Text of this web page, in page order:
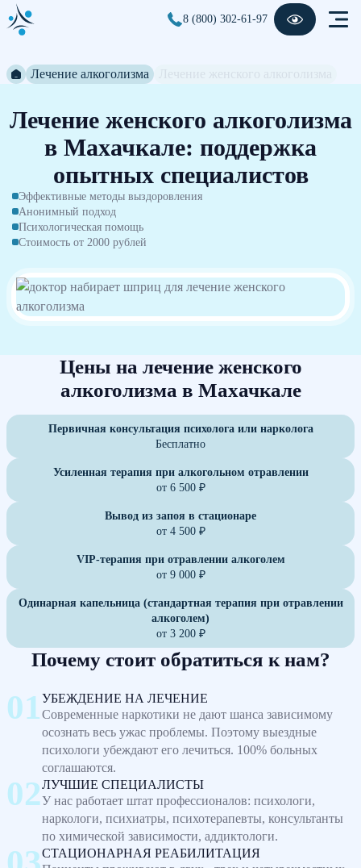
8 (800) 302-61-97
Лечение алкоголизма
Лечение женского алкоголизма
в Махачкале: поддержка
опытных специалистов
Эффективные методы выздоровления
Анонимный подход
Психологическая помощь
Стоимость от 2000 рублей
Цены на лечение женского
алкоголизма в Махачкале
Первичная консультация психолога или нарколога
Бесплатно
Усиленная терапия при алкогольном отравлении
от 6 500 ₽
Вывод из запоя в стационаре
от 4 500 ₽
VIP-терапия при отравлении алкоголем
от 9 000 ₽
Одинарная капельница (стандартная терапия при отравлении
алкоголем)
от 3 200 ₽
Почему стоит обратиться к нам?
УБЕЖДЕНИЕ НА ЛЕЧЕНИЕ
Современные наркотики не дают шанса зависимому
осознать весь ужас проблемы. Поэтому выездные
психологи убеждают его лечиться. 100% больных
соглашаются.
ЛУЧШИЕ СПЕЦИАЛИСТЫ
У нас работает штат профессионалов: психологи,
наркологи, психиатры, психотерапевты, консультанты
по химической зависимости, аддиктологи.
СТАЦИОНАРНАЯ РЕАБИЛИТАЦИЯ